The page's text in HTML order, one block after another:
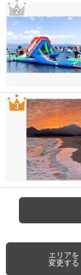
エリアを
変更する